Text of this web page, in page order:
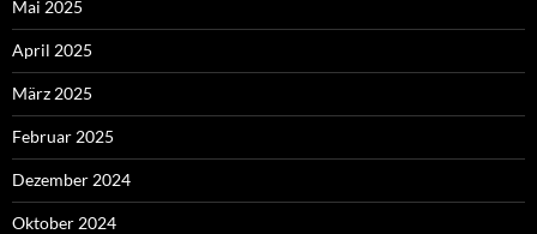
Mai 2025
April 2025
März 2025
Februar 2025
Dezember 2024
Oktober 2024